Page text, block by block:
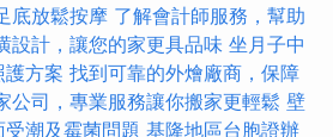
底放鬆按摩 了解會計師服務，幫助
設計，讓您的家更具品味 坐月子中
護方案 找到可靠的外燴廠商，保障
公司，專業服務讓你搬家更輕鬆 壁
潮及霉菌問題 基隆地區台胞證辦